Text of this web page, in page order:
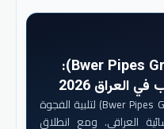
:
العراق 2026
تأسست مجموعة أنابيب بوير (Bwer Pipes Group) لتلبية الفجوة
العراقي. ومع انطلاق